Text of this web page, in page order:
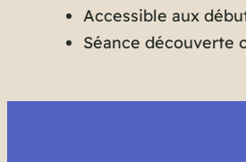
Accessible aux
Séance découverte